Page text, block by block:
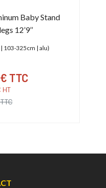
Baby Stand
12’9’’
103-325cm | alu)
TTC
HT